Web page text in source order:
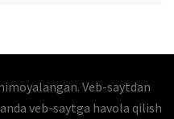
Veb-saytdan
veb-saytga havola qilish